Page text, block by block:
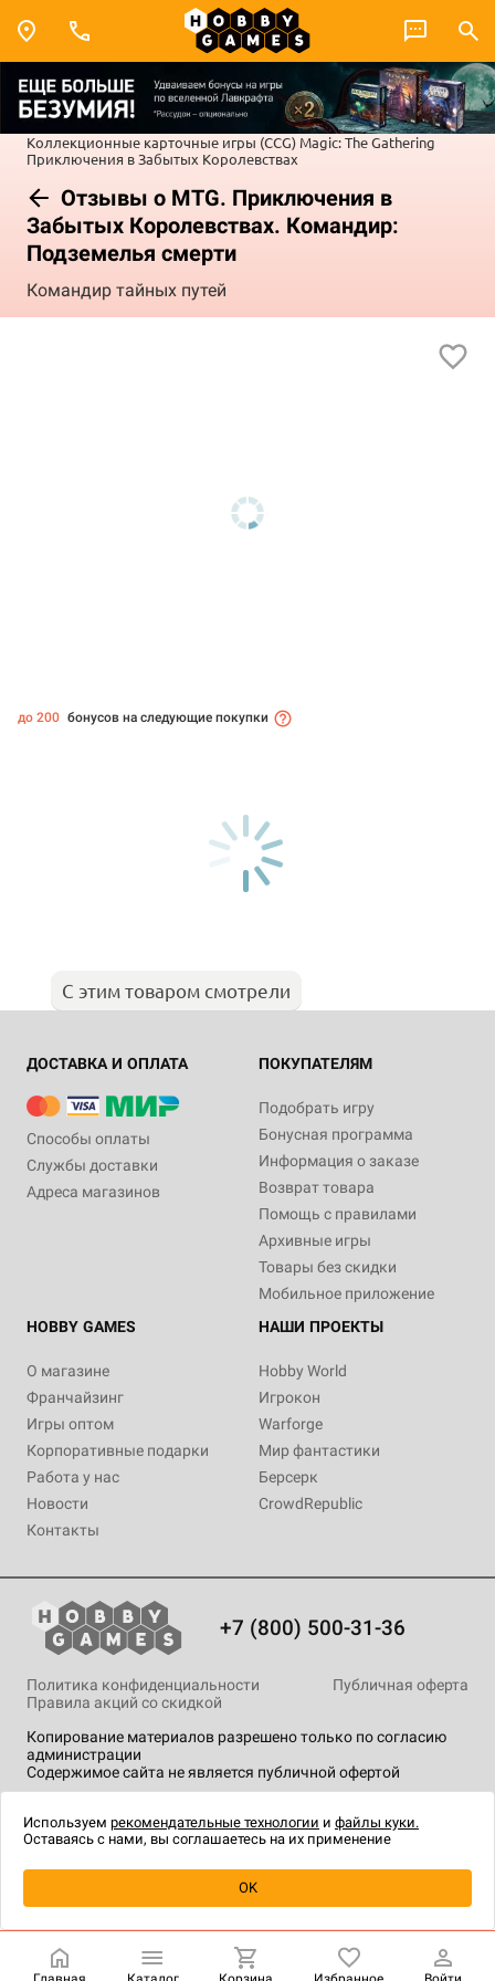
Коллекционные карточные игры (CCG) Magic: The Gathering
Приключения в Забытых Королевствах
Отзывы о MTG. Приключения в
Забытых Королевствах. Командир:
Подземелья смерти
Командир тайных путей
Уведомить о наличии
до 200 бонусов на следующие покупки
С этим товаром смотрели
ДОСТАВКА И ОПЛАТА
Способы оплаты
Службы доставки
Адреса магазинов
ПОКУПАТЕЛЯМ
Подобрать игру
Бонусная программа
Информация о заказе
Возврат товара
Помощь с правилами
Архивные игры
Товары без скидки
Мобильное приложение
HOBBY GAMES
О магазине
Франчайзинг
Игры оптом
Корпоративные подарки
Работа у нас
Новости
Контакты
НАШИ ПРОЕКТЫ
Hobby World
Игрокон
Warforge
Мир фантастики
Берсерк
CrowdRepublic
+7 (800) 500-31-36
Копирование материалов разрешено только по согласию
администрации
Содержимое сайта не является публичной офертой
Политика конфиденциальности
Публичная оферта
Правила акций со скидкой
технологии.
Используем рекомендательные технологии и файлы куки.
Оставаясь с нами, вы соглашаетесь на их применение
OK